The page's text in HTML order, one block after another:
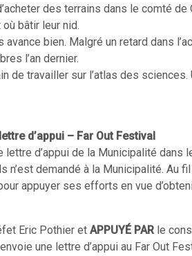
des terrains dans le comté
bâtir leur nid.
avance bien. Malgré un retard dans
l’an dernier.
de travailler sur l’atlas des
d’appui – Far Out Festival
lettre d’appui de la Municipalité dans
n’est demandé à la Municipalité. Au
appuyer ses efforts en vue
Eric Pothier et APPUYÉ PAR le
une lettre d’appui au Far Out